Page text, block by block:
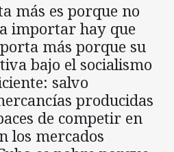
más es porque no
importar hay que
más porque su
bajo el socialismo
salvo
producidas
de competir en
los mercados